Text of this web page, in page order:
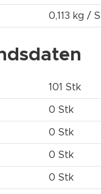
0,113 kg /
101 Stk
0 Stk
0 Stk
0 Stk
0 Stk